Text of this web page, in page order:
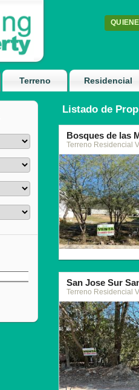
Terreno Residencial
Listado de
Bosques de las
Terreno Residencial
7
San Jose Sur
Terreno Residencial